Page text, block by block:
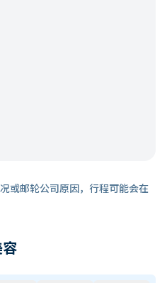
或邮轮公司原因，行程可能会在